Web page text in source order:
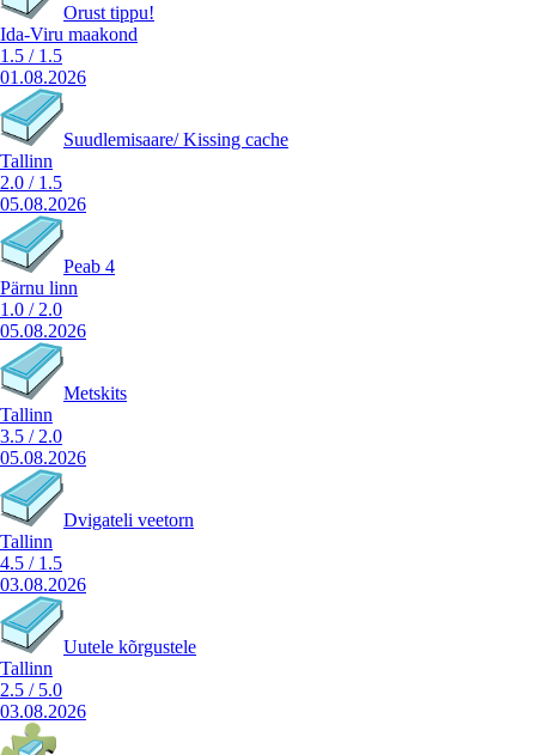
Orust tippu!
Ida-Viru maakond
1.5 / 1.5
01.08.2026
Suudlemisaare/ Kissing cache
Tallinn
2.0 / 1.5
05.08.2026
Peab 4
Pärnu linn
1.0 / 2.0
05.08.2026
Metskits
Tallinn
3.5 / 2.0
05.08.2026
Dvigateli veetorn
Tallinn
4.5 / 1.5
03.08.2026
Uutele kõrgustele
Tallinn
2.5 / 5.0
03.08.2026